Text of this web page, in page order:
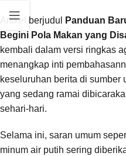
Artikel berjudul
Panduan
Begini Pola Makan yang
kembali dalam versi ringkas
menangkap inti
keseluruhan berita di sumber
yang sedang ramai
sehari-hari.
Selama ini, saran umum
minum air putih sering